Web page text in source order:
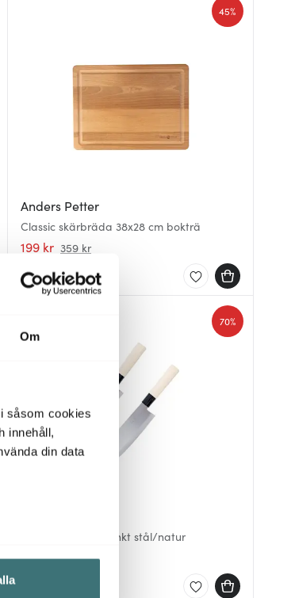
Om
såsom cookies
innehåll,
din data
Anders Petter
Classic skärbräda 38x28 cm bokträ
199 kr 359 kr
45%
I lager
Knivset 2 delar blankt stål/natur
387 kr 1290 kr
70%